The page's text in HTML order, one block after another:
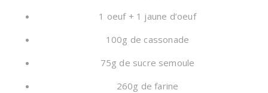
1 oeuf + 1 jaune d’oeuf
100g de cassonade
75g de sucre semoule
260g de farine